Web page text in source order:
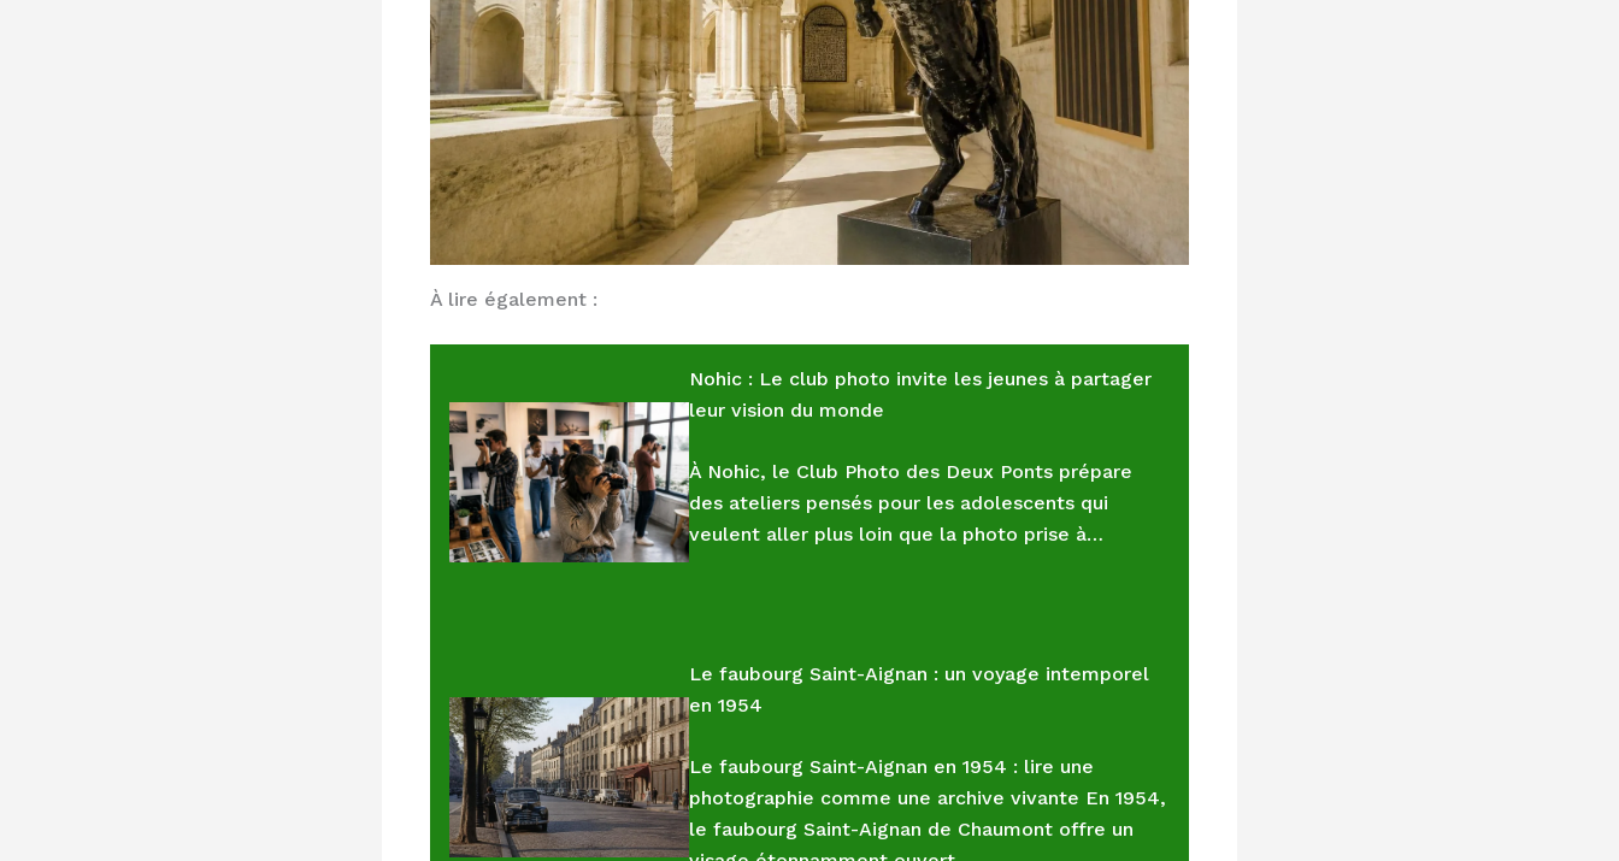
À lire également :
Nohic : Le club photo invite les jeunes à partager
leur vision du monde
À Nohic, le Club Photo des Deux Ponts prépare
des ateliers pensés pour les adolescents qui
veulent aller plus loin que la photo prise à…
Le faubourg Saint-Aignan : un voyage intemporel
en 1954
Le faubourg Saint-Aignan en 1954 : lire une
photographie comme une archive vivante En 1954,
le faubourg Saint-Aignan de Chaumont offre un